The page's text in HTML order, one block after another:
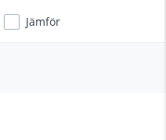
Jämför